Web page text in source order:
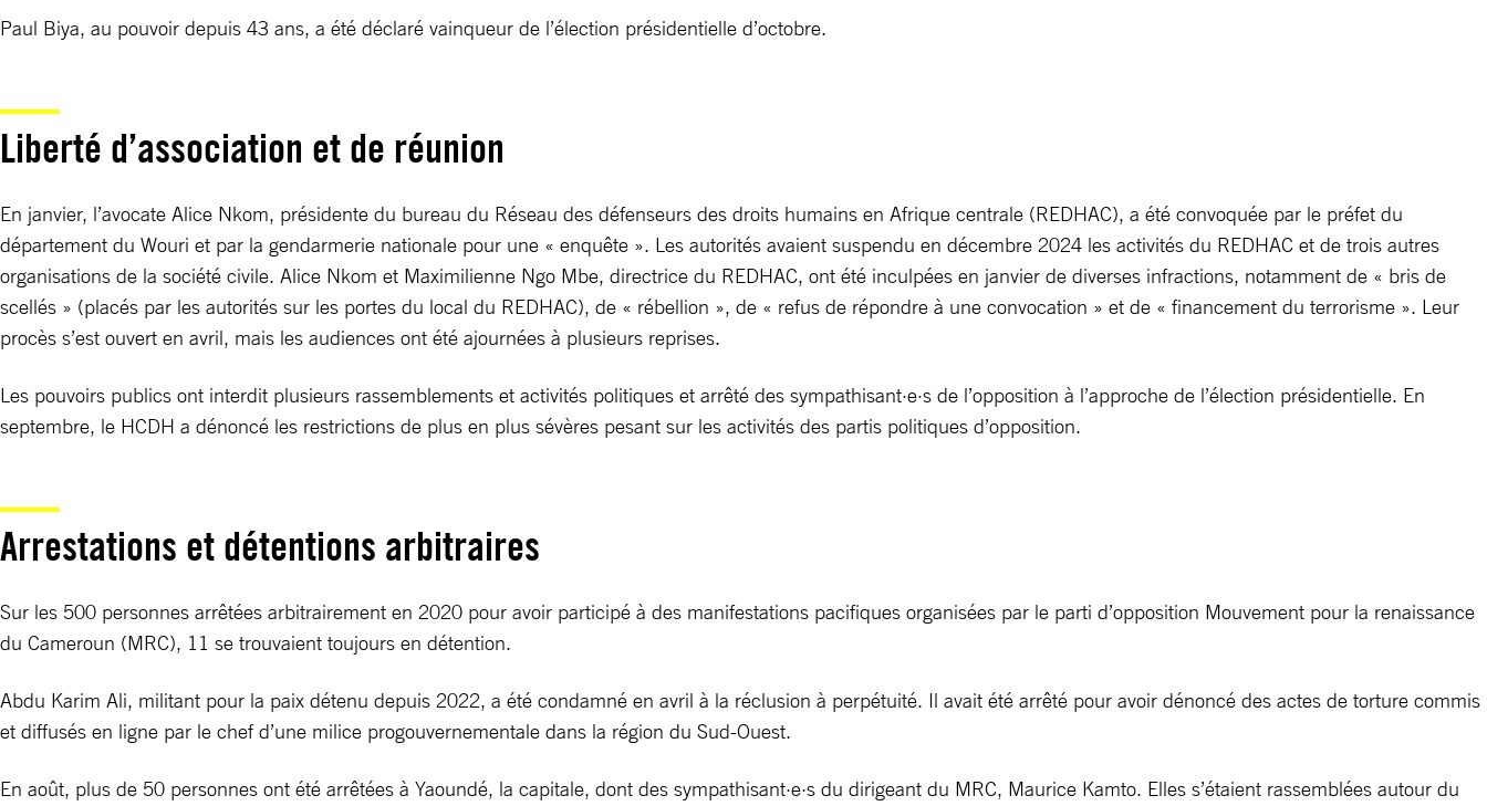
Paul Biya, au pouvoir depuis 43 ans, a été déclaré vainqueur de l’élection présidentielle d’octobre.
Liberté d’association et de réunion
En janvier, l’avocate Alice Nkom, présidente du bureau du Réseau des défenseurs des droits humains en Afrique centrale (REDHAC), a été convoquée par le préfet du
département du Wouri et par la gendarmerie nationale pour une « enquête ». Les autorités avaient suspendu en décembre 2024 les activités du REDHAC et de trois autres
organisations de la société civile. Alice Nkom et Maximilienne Ngo Mbe, directrice du REDHAC, ont été inculpées en janvier de diverses infractions, notamment de « bris de
scellés » (placés par les autorités sur les portes du local du REDHAC), de « rébellion », de « refus de répondre à une convocation » et de « financement du terrorisme ». Leur
procès s’est ouvert en avril, mais les audiences ont été ajournées à plusieurs reprises.
Les pouvoirs publics ont interdit plusieurs rassemblements et activités politiques et arrêté des sympathisant·e·s de l’opposition à l’approche de l’élection présidentielle. En
septembre, le HCDH a dénoncé les restrictions de plus en plus sévères pesant sur les activités des partis politiques d’opposition.
Arrestations et détentions arbitraires
Sur les 500 personnes arrêtées arbitrairement en 2020 pour avoir participé à des manifestations pacifiques organisées par le parti d’opposition Mouvement pour la renaissance
du Cameroun (MRC), 11 se trouvaient toujours en détention.
Abdu Karim Ali, militant pour la paix détenu depuis 2022, a été condamné en avril à la réclusion à perpétuité. Il avait été arrêté pour avoir dénoncé des actes de torture commis
et diffusés en ligne par le chef d’une milice progouvernementale dans la région du Sud-Ouest.
En août, plus de 50 personnes ont été arrêtées à Yaoundé, la capitale, dont des sympathisant·e·s du dirigeant du MRC, Maurice Kamto. Elles s’étaient rassemblées autour du